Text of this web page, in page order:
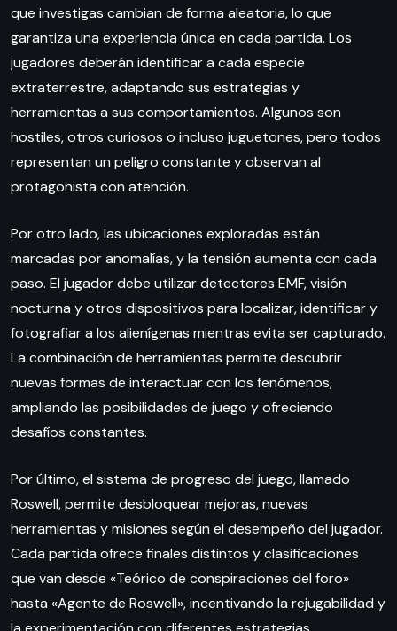
que investigas cambian de forma aleatoria, lo que
garantiza una experiencia única en cada partida. Los
jugadores deberán identificar a cada especie
extraterrestre, adaptando sus estrategias y
herramientas a sus comportamientos. Algunos son
hostiles, otros curiosos o incluso juguetones, pero todos
representan un peligro constante y observan al
protagonista con atención.
Por otro lado, las ubicaciones exploradas están
marcadas por anomalías, y la tensión aumenta con cada
paso. El jugador debe utilizar detectores EMF, visión
nocturna y otros dispositivos para localizar, identificar y
fotografiar a los alienígenas mientras evita ser capturado.
La combinación de herramientas permite descubrir
nuevas formas de interactuar con los fenómenos,
ampliando las posibilidades de juego y ofreciendo
desafíos constantes.
Por último, el sistema de progreso del juego, llamado
Roswell, permite desbloquear mejoras, nuevas
herramientas y misiones según el desempeño del jugador.
Cada partida ofrece finales distintos y clasificaciones
que van desde «Teórico de conspiraciones del foro»
hasta «Agente de Roswell», incentivando la rejugabilidad y